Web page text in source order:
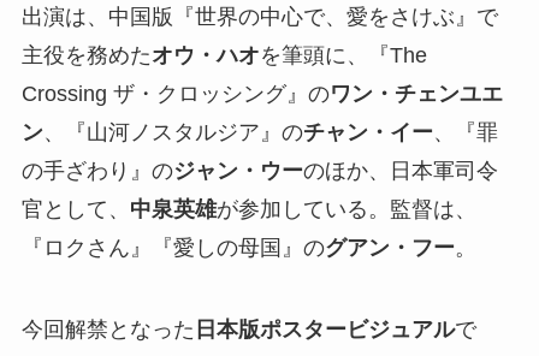
出演は、中国版『世界の中心で、愛をさけぶ』で
主役を務めたオウ・ハオを筆頭に、『The
Crossing ザ・クロッシング』のワン・チェンユエ
ン、『山河ノスタルジア』のチャン・イー、『罪
の手ざわり』のジャン・ウーのほか、日本軍司令
官として、 中泉英雄が参加している。監督は、
『ロクさん』『愛しの母国』のグアン・フー。
今回解禁となった 日本版ポスタービジュアルで